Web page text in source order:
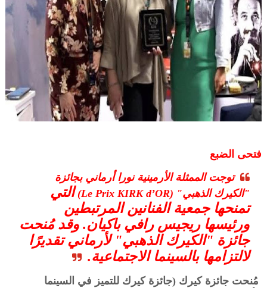
فتحى الضبع
توجت الممثلة الأرمينية نورا أرماني بجائزة
"الكيرك الذهبي" (Le Prix KIRK d’OR)
التي
تمنحها جمعية الفنانين المرتبطين
ورئيسها ريجيس رافي باكيان. وقد مُنحت
جائزة "الكيرك الذهبي" لأرماني تقديرًا
لالتزامها بالسينما الاجتماعية.
مُنحت جائزة كيرك (جائزة كيرك للتميز في السينما